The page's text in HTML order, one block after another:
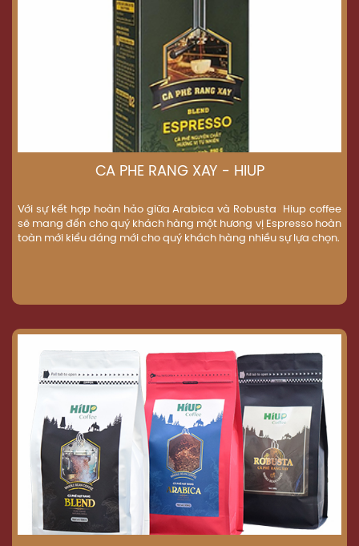
CÀ PHÊ RANG XAY - HIUP
Với sự kết hợp hoàn hảo giữa Arabica và Robusta Hiup coffee
sẽ mang đến cho quý khách hàng một hương vị Espresso hoàn
toàn mới kiểu dáng mới cho quý khách hàng nhiều sự lựa chọn.